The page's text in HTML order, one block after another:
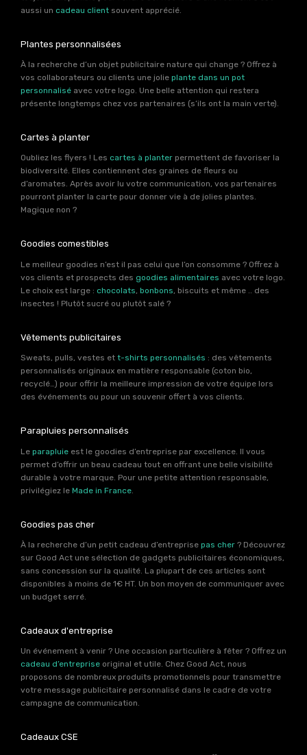
aussi un cadeau client souvent apprécié.
Plantes personnalisées
À la recherche d’un objet publicitaire nature qui change ? Offrez à
vos collaborateurs ou clients une jolie plante dans un pot
personnalisé avec votre logo. Une belle attention qui restera
présente longtemps chez vos partenaires (s’ils ont la main verte).
Cartes à planter
Oubliez les flyers ! Les cartes à planter permettent de favoriser la
biodiversité. Elles contiennent des graines de fleurs ou
d’aromates. Après avoir lu votre communication, vos partenaires
pourront planter la carte pour donner vie à de jolies plantes.
Magique non ?
Goodies comestibles
Le meilleur goodies n’est il pas celui que l’on consomme ? Offrez à
vos clients et prospects des goodies alimentaires avec votre logo.
Le choix est large : chocolats bonbons , biscuits et même .. des
insectes ! Plutôt sucré ou plutôt salé ?
Vêtements publicitaires
Sweats, pulls, vestes et t-shirts personnalisés : des vêtements
personnalisés originaux en matière responsable (coton bio,
recyclé…) pour offrir la meilleure impression de votre équipe lors
des événements ou pour un souvenir offert à vos clients.
Parapluies personnalisés
Le parapluie est le goodies d’entreprise par excellence. Il vous
permet d’offrir un beau cadeau tout en offrant une belle visibilité
durable à votre marque. Pour une petite attention responsable,
privilégiez le Made in France
Goodies pas cher
À la recherche d’un petit cadeau d’entreprise pas cher ? Découvrez
sur Good Act une sélection de gadgets publicitaires économiques,
sans concession sur la qualité. La plupart de ces articles sont
disponibles à moins de 1€ HT. Un bon moyen de communiquer avec
un budget serré.
Cadeaux d'entreprise
Un événement à venir ? Une occasion particulière à fêter ? Offrez un
cadeau d’entreprise original et utile. Chez Good Act, nous
proposons de nombreux produits promotionnels pour transmettre
votre message publicitaire personnalisé dans le cadre de votre
campagne de communication.
Cadeaux CSE